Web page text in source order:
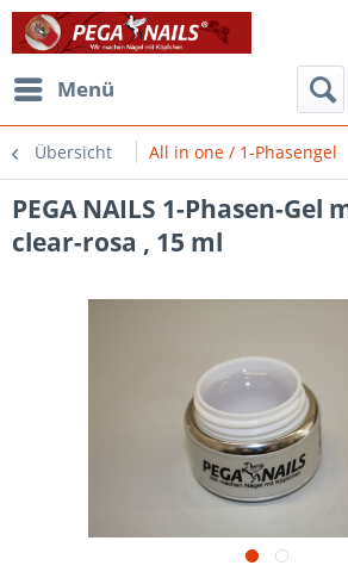
Menü
Übersicht All in one / 1-Phasengel
PEGA NAILS 1-Phasen-Gel
clear-rosa , 15 ml